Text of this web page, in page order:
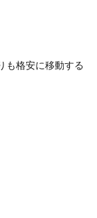
も格安に移動する